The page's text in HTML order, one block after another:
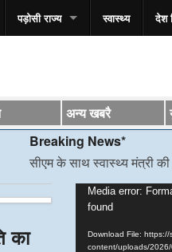
पड़ोसी राज्य स्वास्‍थ्य देश
अन्य खबरै
News*
के साथ स्वास्थ्य मंत्री की टिहरी
का
Video
Player
Media error:
found
Download File:
content/uploads/